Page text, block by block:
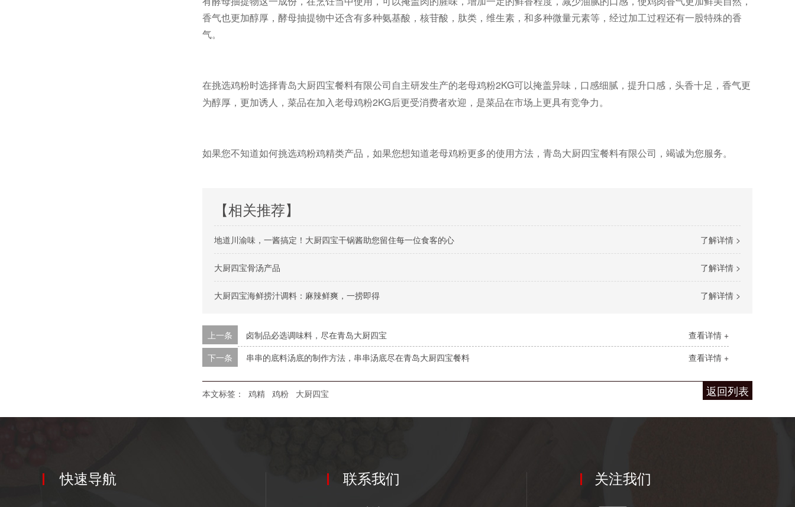
香气也更加醇厚，酵母抽提物中还含有多种氨基酸，核苷酸，肽类，维生素，和多种微量元素等，经过加工过程还有一股特殊的香
气。
在挑选鸡粉时选择青岛大厨四宝餐料有限公司自主研发生产的老母鸡粉2KG可以掩盖异味，口感细腻，提升口感，头香十足，香气更
为醇厚，更加诱人，菜品在加入老母鸡粉2KG后更受消费者欢迎，是菜品在市场上更具有竞争力。
如果您不知道如何挑选鸡粉鸡精类产品，如果您想知道老母鸡粉更多的使用方法，青岛大厨四宝餐料有限公司，竭诚为您服务。
【相关推荐】
了解详情 >
地道川渝味，一酱搞定！大厨四宝干锅酱助您留住每一位食客的心
了解详情 >
大厨四宝骨汤产品
了解详情 >
大厨四宝海鲜捞汁调料：麻辣鲜爽，一捞即得
查看详情 +
上一条
卤制品必选调味料，尽在青岛大厨四宝
查看详情 +
下一条 串串的底料汤底的制作方法，串串汤底尽在青岛大厨四宝餐料
返回列表
本文标签： 鸡精 鸡粉 大厨四宝
快速导航 联系我们 关注我们